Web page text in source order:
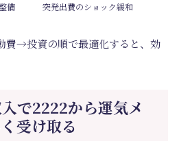
備 突発出費のショック緩和
費→投資の順で最適化すると、効
で2222から運気メ
受け取る